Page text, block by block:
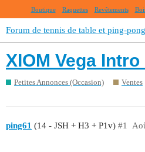
Boutique Raquettes Revêtements
Forum de tennis de table et ping-pong
XIOM Vega
Petites Annonces (Occasion) Ventes
ping61 (14 - JSH + H3 + P1v) #1